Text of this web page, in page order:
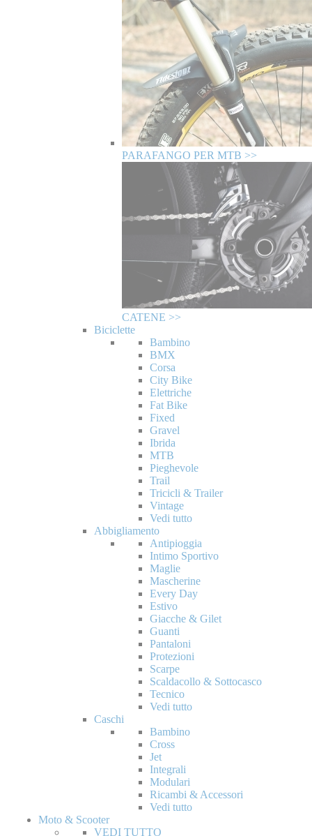
PARAFANGO PER MTB >>
CATENE >>
Biciclette
Bambino
BMX
Corsa
City Bike
Elettriche
Fat Bike
Fixed
Gravel
Ibrida
MTB
Pieghevole
Trail
Tricicli & Trailer
Vintage
Vedi tutto
Abbigliamento
Antipioggia
Intimo Sportivo
Maglie
Mascherine
Every Day
Estivo
Giacche & Gilet
Guanti
Pantaloni
Protezioni
Scarpe
Scaldacollo & Sottocasco
Tecnico
Vedi tutto
Caschi
Bambino
Cross
Jet
Integrali
Modulari
Ricambi & Accessori
Vedi tutto
Moto & Scooter
VEDI TUTTO